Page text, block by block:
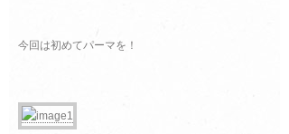
今回は初めてパーマを！